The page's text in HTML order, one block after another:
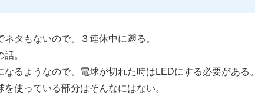
タもないので、３連休中に遡る。
。
るようなので、電球が切れた時はLEDにする必要がある。
使っている部分はそんなにはない。